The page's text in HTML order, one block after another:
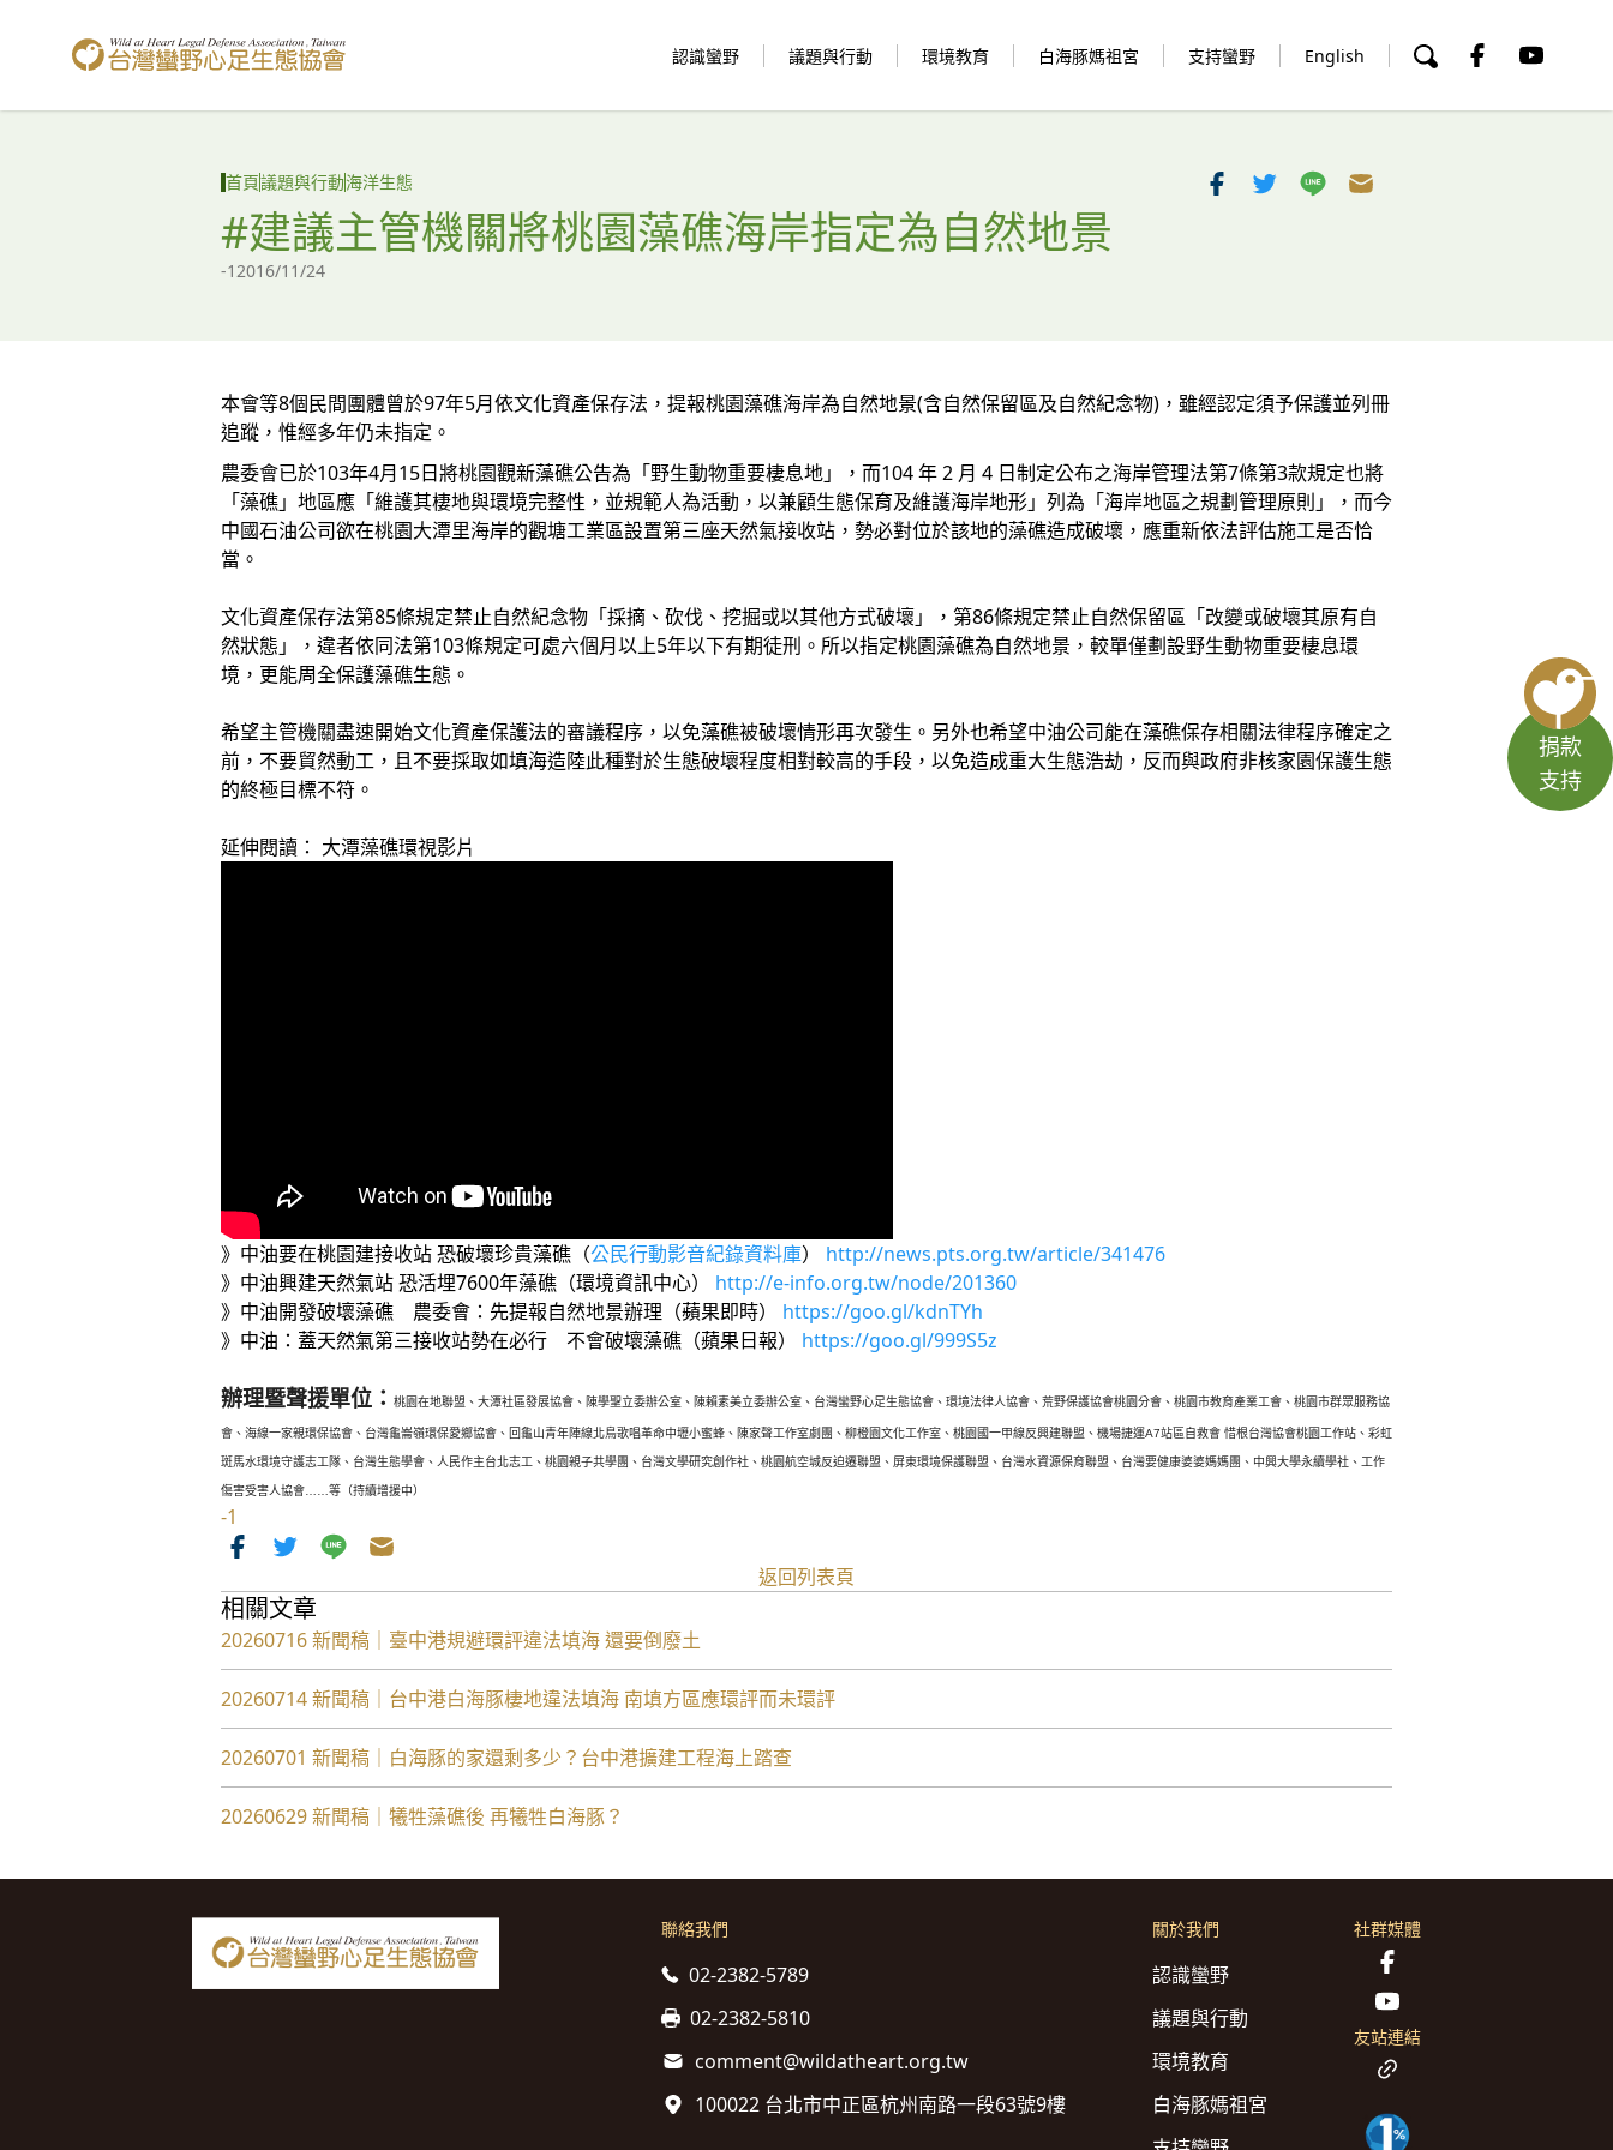
台灣蠻野心足生態協會
認識蠻野 議題與行動 環境教育 白海豚媽祖宮 支持蠻野 English
捐款
支持
首頁議題與行動海洋生態
#建議主管機關將桃園藻礁海岸指定為自然地景
-12016/11/24
本會等8個民間團體曾於97年5月依文化資產保存法，提報桃園藻礁海岸為自然地景(含自然保留區及自然紀念物)，雖經認定須予保護並列冊
追蹤，惟經多年仍未指定。
農委會已於103年4月15日將桃園觀新藻礁公告為「野生動物重要棲息地」，而104 年 2 月 4 日制定公布之海岸管理法第7條第3款規定也將
「藻礁」地區應「維護其棲地與環境完整性，並規範人為活動，以兼顧生態保育及維護海岸地形」列為「海岸地區之規劃管理原則」，而今
中國石油公司欲在桃園大潭里海岸的觀塘工業區設置第三座天然氣接收站，勢必對位於該地的藻礁造成破壞，應重新依法評估施工是否恰
當。
文化資產保存法第85條規定禁止自然紀念物「採摘、砍伐、挖掘或以其他方式破壞」，第86條規定禁止自然保留區「改變或破壞其原有自
然狀態」，違者依同法第103條規定可處六個月以上5年以下有期徒刑。所以指定桃園藻礁為自然地景，較單僅劃設野生動物重要棲息環
境，更能周全保護藻礁生態。
希望主管機關盡速開始文化資產保護法的審議程序，以免藻礁被破壞情形再次發生。另外也希望中油公司能在藻礁保存相關法律程序確定之
前，不要貿然動工，且不要採取如填海造陸此種對於生態破壞程度相對較高的手段，以免造成重大生態浩劫，反而與政府非核家園保護生態
的終極目標不符。
延伸閱讀： 大潭藻礁環視影片
》中油要在桃園建接收站 恐破壞珍貴藻礁（公民行動影音紀錄資料庫） http://news.pts.org.tw/article/341476
》中油興建天然氣站 恐活埋7600年藻礁（環境資訊中心） http://e-info.org.tw/node/201360
》中油開發破壞藻礁 農委會：先提報自然地景辦理（蘋果即時） https://goo.gl/kdnTYh
》中油：蓋天然氣第三接收站勢在必行 不會破壞藻礁（蘋果日報） https://goo.gl/999S5z
辦理暨聲援單位： 桃園在地聯盟、大潭社區發展協會、陳學聖立委辦公室、陳賴素美立委辦公室、台灣蠻野心足生態協會、 環境法律人協會、 荒野保護協會桃園分會、桃園市教育產業工會、桃園市群眾服務協
會、 海線一家親環保協會、台灣龜崙嶺環保愛鄉協會、 回龜山青年陣線北鳥歌唱革命中壢小蜜蜂、陳家聲工作室劇團、 柳橙園文化工作室、 桃園國一甲線反興建聯盟、機場捷運A7站區自救會 惜根台灣協會桃園工作站、彩虹
斑馬水環境守護志工隊、台灣生態學會、人民作主台北志工、桃園親子共學團、台灣文學研究創作社、 桃園航空城反迫遷聯盟、屏東環境保護聯盟、 台灣水資源保育聯盟、 台灣要健康婆婆媽媽團、中興大學永續學社、 工作
傷害受害人協會 等（持續增援中）
-1
返回列表頁
相關文章
20260716 新聞稿｜臺中港規避環評違法填海 還要倒廢土
20260714 新聞稿｜台中港白海豚棲地違法填海 南填方區應環評而未環評
20260701 新聞稿｜白海豚的家還剩多少？台中港擴建工程海上踏查
20260629 新聞稿｜犧牲藻礁後 再犧牲白海豚？
聯絡我們
02-2382-5789
02-2382-5810
comment@wildatheart.org.tw
100022 台北市中正區杭州南路一段63號9樓
關於我們
認識蠻野
議題與行動
環境教育
白海豚媽祖宮
社群媒體
友站連結